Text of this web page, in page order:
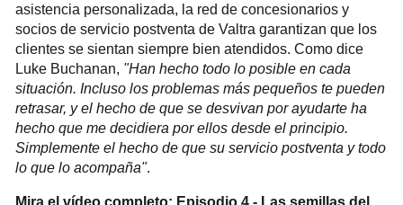
asistencia personalizada, la red de concesionarios y
socios de servicio postventa de Valtra garantizan que los
clientes se sientan siempre bien atendidos. Como dice
Luke Buchanan, "Han hecho todo lo posible en cada
situación. Incluso los problemas más pequeños te pueden
retrasar, y el hecho de que se desvivan por ayudarte ha
hecho que me decidiera por ellos desde el principio.
Simplemente el hecho de que su servicio postventa y todo
lo que lo acompaña".